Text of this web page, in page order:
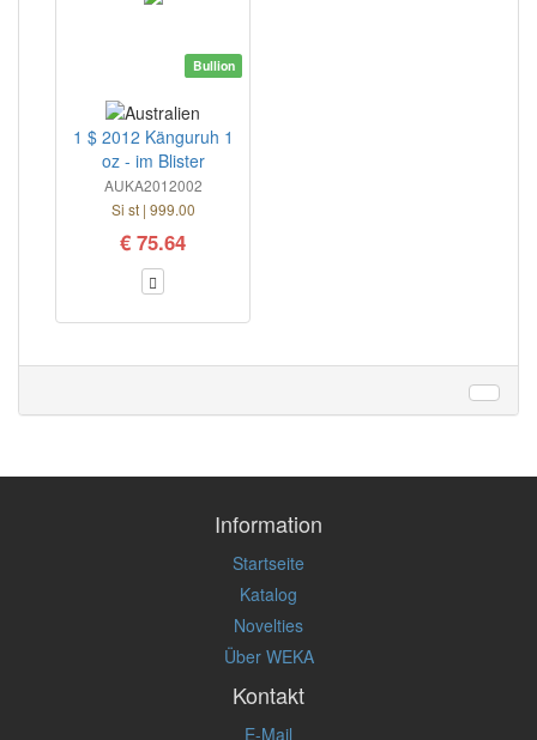
Bullion
1 $ 2012 Känguruh 1
oz - im Blister
AUKA2012002
Si st | 999.00
€ 75.64
Information
Startseite
Katalog
Novelties
Über WEKA
Kontakt
E-Mail